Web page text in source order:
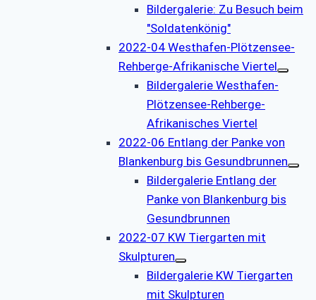
Bildergalerie: Zu Besuch beim
"Soldatenkönig"
2022-04 Westhafen-Plötzensee-
Rehberge-Afrikanische Viertel
Bildergalerie Westhafen-
Plötzensee-Rehberge-
Afrikanisches Viertel
2022-06 Entlang der Panke von
Blankenburg bis Gesundbrunnen
Bildergalerie Entlang der
Panke von Blankenburg bis
Gesundbrunnen
2022-07 KW Tiergarten mit
Skulpturen
Bildergalerie KW Tiergarten
mit Skulpturen